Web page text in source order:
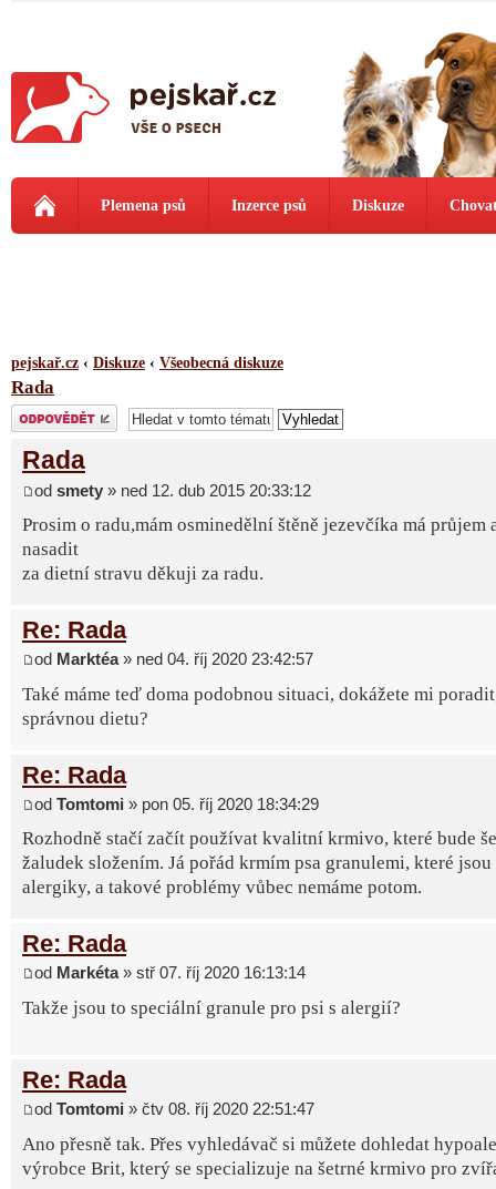
Plemena psů Inzerce psů Diskuze
pejskař.cz ‹ Diskuze ‹ Všeobecná diskuze
Rada
Odeslat odpověď
Rada
od smety » ned 12. dub 2015 20:33:12
Prosim o radu,mám osminedělní štěně jezevčíka má průjem
nasadit
za dietní stravu děkuji za radu.
Re: Rada
od Marktéa» ned 04. říj 2020 23:42:57
Také máme teď doma podobnou situaci, dokážete mi
správnou dietu?
Re: Rada
od Tomtomi » pon 05. říj 2020 18:34:29
Rozhodně stačí začít používat kvalitní krmivo, které bude
žaludek složením. Já pořád krmím psa granulemi, které
alergiky, a takové problémy vůbec nemáme potom.
Re: Rada
od Markéta» stř 07. říj 2020 16:13:14
Takže jsou to speciální granule pro psi s alergií?
Re: Rada
od Tomtomi » čtv 08. říj 2020 22:51:47
Ano přesně tak. Přes vyhledávač si můžete dohledat
výrobce Brit, který se specializuje na šetrné krmivo pro